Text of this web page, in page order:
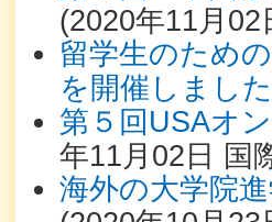
(2020年11月02
留学生のため
を開催しました
第５回USAオ
年11月02日 国
海外の大学院